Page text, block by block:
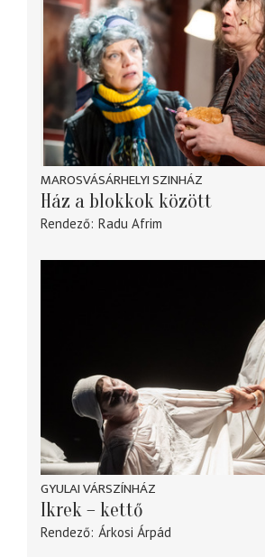
MAROSVÁSÁRHELYI SZINHÁZ
Ház a blokkok között
Rendező Radu Afrim
GYULAI VÁRSZÍNHÁZ
Ikrek – kettő
Rendező Árkosi Árpád